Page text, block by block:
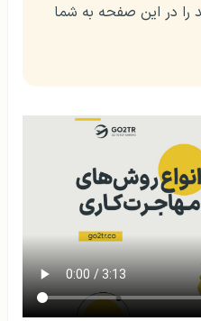
را در این صفحه به شما